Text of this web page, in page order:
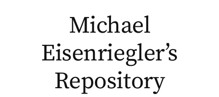
Michael
Eisenriegler’s
Repository